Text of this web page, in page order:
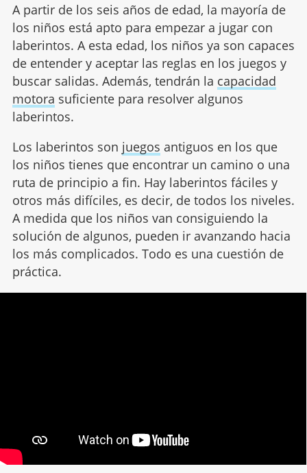
A partir de los seis años de edad, la mayoría de
los niños está apto para empezar a jugar con
laberintos. A esta edad, los niños ya son capaces
de entender y aceptar las reglas en los juegos y
buscar salidas. Además, tendrán la capacidad
motora suficiente para resolver algunos
laberintos.
Los laberintos son juegos antiguos en los que
los niños tienes que encontrar un camino o una
ruta de principio a fin. Hay laberintos fáciles y
otros más difíciles, es decir, de todos los niveles.
A medida que los niños van consiguiendo la
solución de algunos, pueden ir avanzando hacia
los más complicados. Todo es una cuestión de
práctica.